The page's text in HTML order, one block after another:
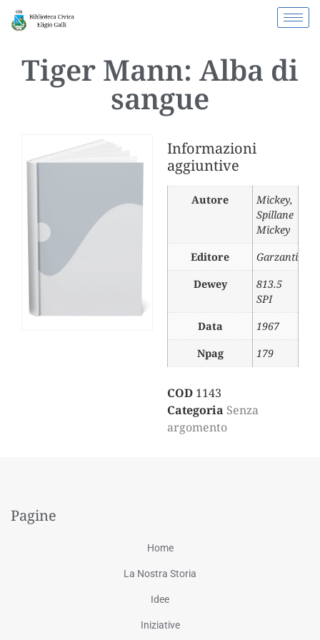
Tiger Mann: Alba di
sangue
Informazioni
aggiuntive
Autore Mickey,
Spillane
Mickey
Editore
Garzanti
Dewey
813.5
SPI
Data
1967
Npag
179
COD 1143
Categoria Senza
argomento
Pagine
Home
La Nostra Storia
Idee
Iniziative